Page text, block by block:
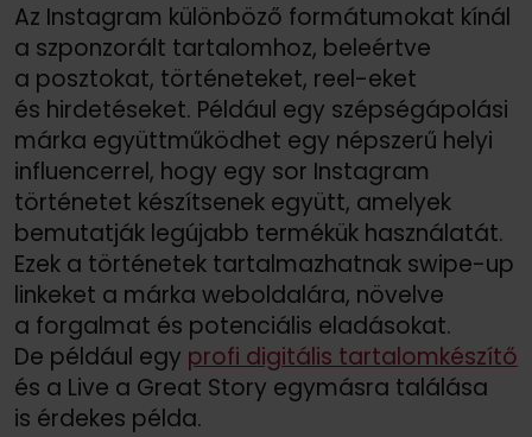
Az Instagram különböző formátumokat kínál
a szponzorált tartalomhoz, beleértve
a posztokat, történeteket, reel-eket
és hirdetéseket. Például egy szépségápolási
márka együttműködhet egy népszerű helyi
influencerrel, hogy egy sor Instagram
történetet készítsenek együtt, amelyek
bemutatják legújabb termékük használatát.
Ezek a történetek tartalmazhatnak swipe-up
linkeket a márka weboldalára, növelve
a forgalmat és potenciális eladásokat.
De például egy profi digitális tartalomkészítő
és a Live a Great Story egymásra találása
is érdekes példa.